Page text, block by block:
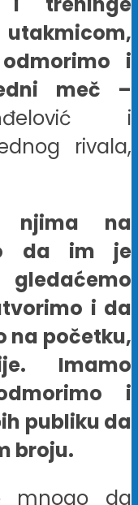
i
meč –
i
rivala,
na
da im je
i da
na početku,
Imamo
i
publiku da
broju.
mnogo da